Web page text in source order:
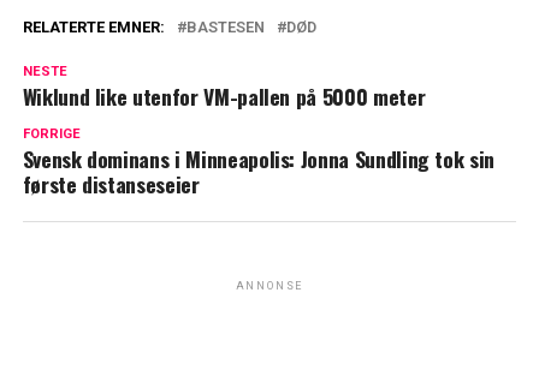
RELATERTE EMNER: BASTESEN DØD
NESTE
Wiklund like utenfor VM-pallen på 5000 meter
FORRIGE
Svensk dominans i Minneapolis: Jonna Sundling tok sin
første distanseseier
ANNONSE